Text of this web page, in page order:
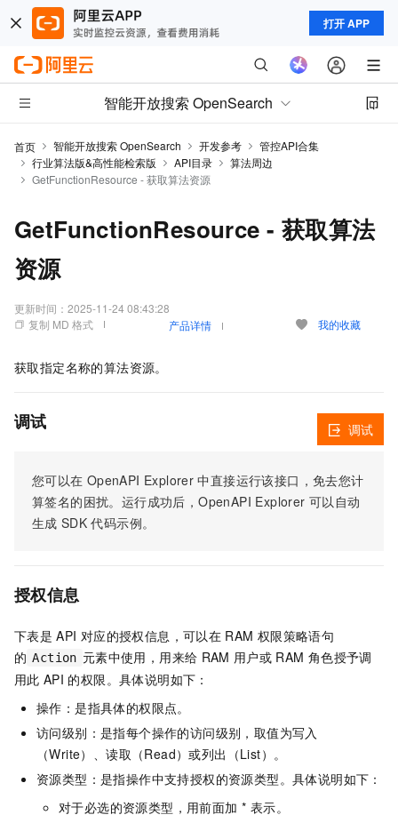
打开 APP
智能开放搜索 OpenSearch
首页 智能开放搜索 OpenSearch 开发参考
管控API合集
行业算法版&高性能检索版
API目录
算法周边
GetFunctionResource - 获取算法资源
GetFunctionResource - 获取算法
资源
更新时间： 2025-11-24 08:43:28
复制 MD 格式
产品详情 我的收藏
获取指定名称的算法资源。
调试
您可以在 OpenAPI Explorer 中直接运行该接口，免去您计
算签名的困扰。运行成功后，OpenAPI Explorer 可以自动
生成 SDK 代码示例。
调试
授权信息
下表是 API 对应的授权信息，可以在 RAM 权限策略语句
的 Action 元素中使用，用来给 RAM 用户或 RAM 角色授予调
用此 API 的权限。具体说明如下：
操作：是指具体的权限点。
访问级别：是指每个操作的访问级别，取值为写入
（Write）、读取（Read）或列出（List）。
资源类型：是指操作中支持授权的资源类型。具体说明如下：
对于必选的资源类型，用前面加 * 表示。